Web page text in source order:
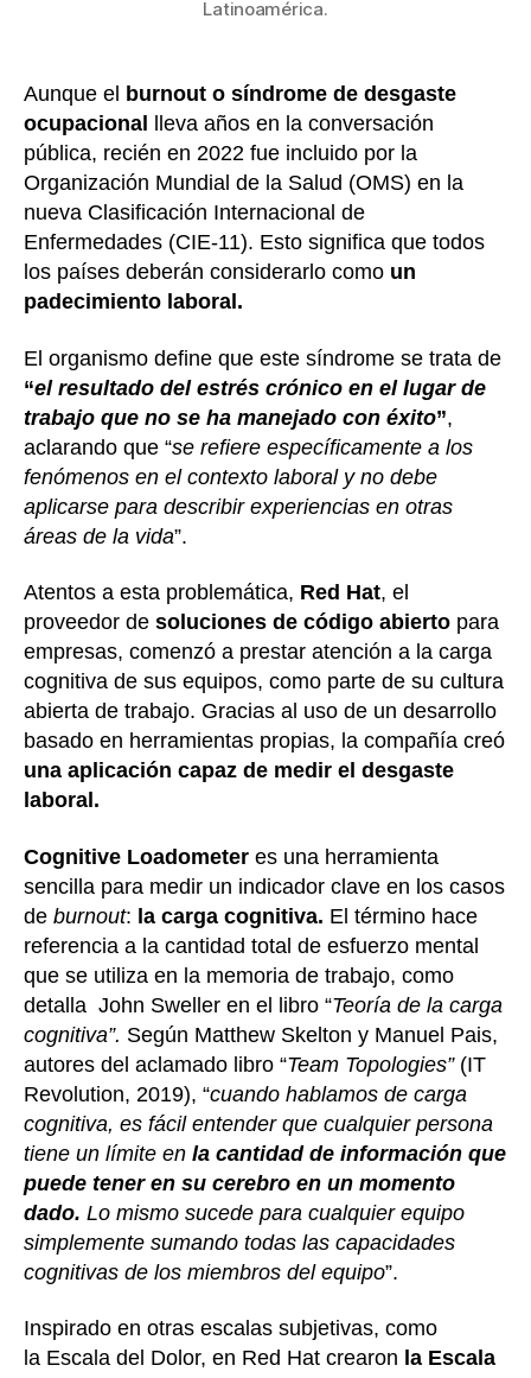
Latinoamérica.
Aunque el burnout o síndrome de desgaste
ocupacional
lleva años en la conversación
pública, recién en 2022 fue incluido por la
Organización Mundial de la Salud (OMS) en la
nueva Clasificación Internacional de
Enfermedades (CIE-11). Esto significa que todos
los países deberán considerarlo como un
padecimiento laboral.
El organismo define que este síndrome se trata de
“el resultado del estrés crónico en el lugar de
trabajo que no se ha manejado con éxito”,
aclarando que “se refiere específicamente a los
fenómenos en el contexto laboral y no debe
aplicarse para describir experiencias en otras
áreas de la vida”.
Atentos a esta problemática, Red Hat, el
proveedor de soluciones de código abierto para
empresas, comenzó a prestar atención a la carga
cognitiva de sus equipos, como parte de su cultura
abierta de trabajo. Gracias al uso de un desarrollo
basado en herramientas propias, la compañía creó
una aplicación capaz de medir el desgaste
laboral.
Cognitive Loadometer es una herramienta
sencilla para medir un indicador clave en los casos
de burnout: la carga cognitiva. El término hace
referencia a la cantidad total de esfuerzo mental
que se utiliza en la memoria de trabajo, como
detalla John Sweller en el libro “Teoría de la carga
cognitiva”. Según Matthew Skelton y Manuel Pais,
autores del aclamado libro “Team Topologies”(IT
Revolution, 2019), “cuando hablamos de carga
cognitiva, es fácil entender que cualquier persona
tiene un límite en la cantidad de información que
puede tener en su cerebro en un momento
dado. Lo mismo sucede para cualquier equipo
simplemente sumando todas las capacidades
cognitivas de los miembros del equipo”.
Inspirado en otras escalas subjetivas, como
la Escala del Dolor, en Red Hat crearon la Escala